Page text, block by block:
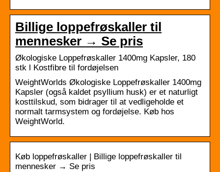
Billige loppefrøskaller til
mennesker → Se pris
Økologiske Loppefrøskaller 1400mg Kapsler, 180
stk l Kostfibre til fordøjelsen
WeightWorlds Økologiske Loppefrøskaller 1400mg
Kapsler (også kaldet psyllium husk) er et naturligt
kosttilskud, som bidrager til at vedligeholde et
normalt tarmsystem og fordøjelse. Køb hos
WeightWorld.
Køb loppefrøskaller | Billige loppefrøskaller til
mennesker → Se pris